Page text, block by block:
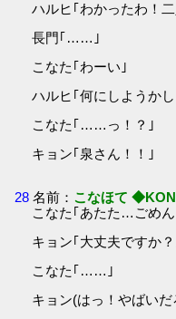
ハルヒ｢わかったわ！
長門｢……｣
こなた｢わーい｣
ハルヒ｢何にしようか
こなた｢……っ！？｣
キョン｢泉さん！！｣
28 名前： こなほて
こなた｢あたた…ごめ
キョン｢大丈夫ですか？
こなた｢……｣
キョン(はっ！やばい